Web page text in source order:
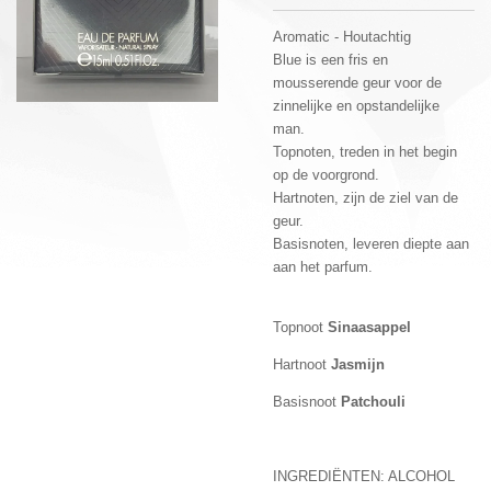
Aromatic - Houtachtig
Blue is een fris en
mousserende geur voor de
zinnelijke en opstandelijke
man.
Topnoten, treden in het begin
op de voorgrond.
Hartnoten, zijn de ziel van de
geur.
Basisnoten, leveren diepte aan
aan het parfum.
Topnoot Sinaasappel
Hartnoot Jasmijn
Basisnoot Patchouli
INGREDIËNTEN: ALCOHOL